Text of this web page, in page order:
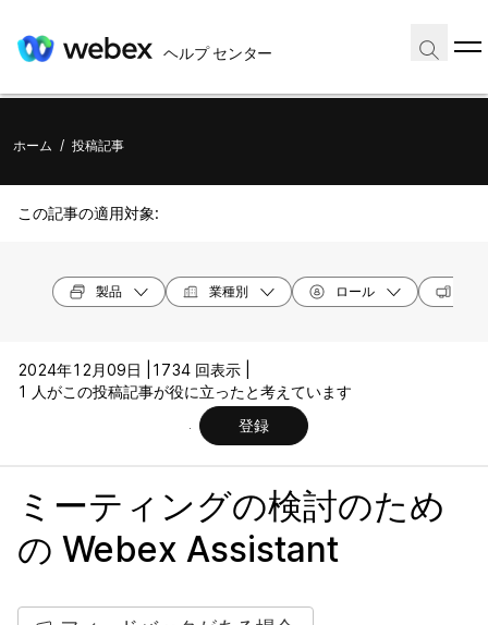
ヘルプ センター
ホーム / 投稿記事
この記事の適用対象:
製品 業種別 ロール
2024年12月09日 |
1734 回表示 |
1 人がこの投稿記事が役に立ったと考えています
登録
ミーティングの検討のため
の Webex Assistant